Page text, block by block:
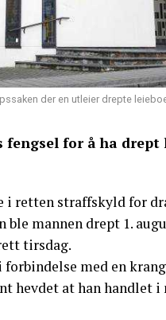
der en utleier drepte
for å ha drept
i retten straffskyld for
mannen drept 1.
tirsdag.
med en
hevdet at han handlet